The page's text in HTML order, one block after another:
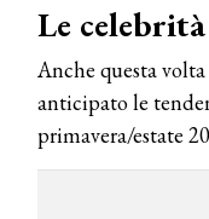
Le celebrità
Anche questa
anticipato le
primavera/estate